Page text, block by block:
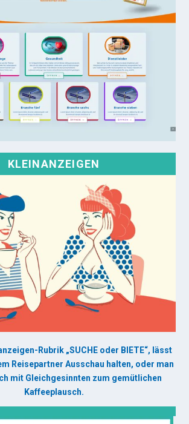
KLEINANZEIGEN
Rubrik „SUCHE oder BIETE“, lässt
Reisepartner Ausschau halten, oder man
mit Gleichgesinnten zum gemütlichen
Kaffeeplausch.